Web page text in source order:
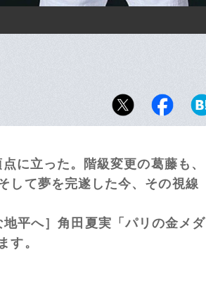
に立った。階級変更の葛藤も、
して夢を完遂した今、その視線
平へ］角田夏実「パリの金メダ
す。